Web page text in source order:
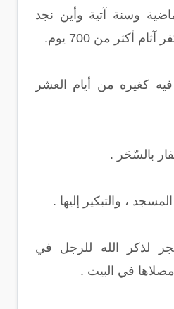
وسنة آتية وأين نجد
أكثر من 700 يوم.
فيه كغيره من أيام العشر
بالسّحَر .
، والتبكير إليها .
لذكر الله للرجل في
في البيت .